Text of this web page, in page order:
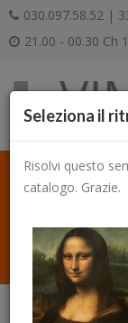
030.097.58.52 |
21.00 - 00.30 Ch
Seleziona il
Risolvi questo
catalogo. Grazie.